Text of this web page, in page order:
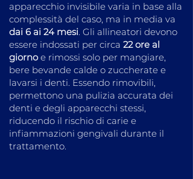
apparecchio invisibile varia in base alla
complessità del caso, ma in media va
dai 6 ai 24 mesi. Gli allineatori devono
essere indossati per circa 22 ore al
giornoe rimossi solo per mangiare,
bere bevande calde o zuccherate e
lavarsi i denti. Essendo rimovibili,
permettono una pulizia accurata dei
denti e degli apparecchi stessi,
riducendo il rischio di carie e
infiammazioni gengivali durante il
trattamento.